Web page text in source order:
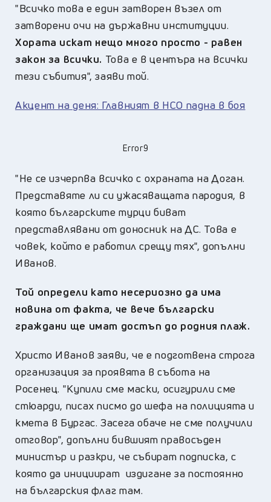
"Всичко това е един затворен възел от
затворени очи на държавни институции.
Хората искат нещо много просто - равен
закон за всички. Това е в центъра на всички
тези събития", заяви той.
Акцент на деня: Главният в НСО падна в боя
Error9
"Не се изчерпва всичко с охраната на Доган.
Представяте ли си ужасяващата пародия, в
която българските турци биват
представлявани от доносник на ДС. Това е
човек, който е работил срещу тях", допълни
Иванов.
Той определи като несериозно да има
новина от факта, че вече български
граждани ще имат достъп до родния плаж.
Христо Иванов заяви, че е подготвена строга
организация за проявята в събота на
Росенец. "Купили сме маски, осигурили сме
стюарди, писах писмо до шефа на полицията и
кмета в Бургас. Засега обаче не сме получили
отговор", допълни бившият правосъден
министър и разкри, че събират подписка, с
която да инициират издигане за постоянно
на българския флаг там.